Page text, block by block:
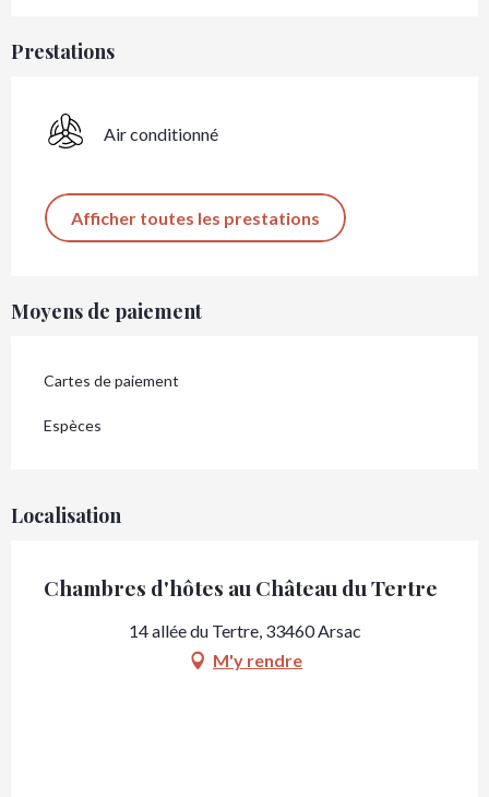
Prestations
Air conditionné
Afficher toutes les prestations
Moyens de paiement
Cartes de paiement
Espèces
Localisation
Chambres d'hôtes au Château du Tertre
14 allée du Tertre, 33460 Arsac
M'y rendre